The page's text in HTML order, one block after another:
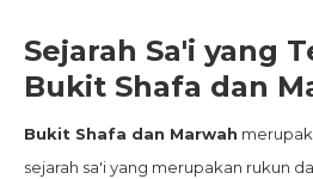
Sejarah Sa'i yang
Bukit Shafa dan
Bukit Shafa dan Marwah
sejarah sa'i yang merupakan rukun